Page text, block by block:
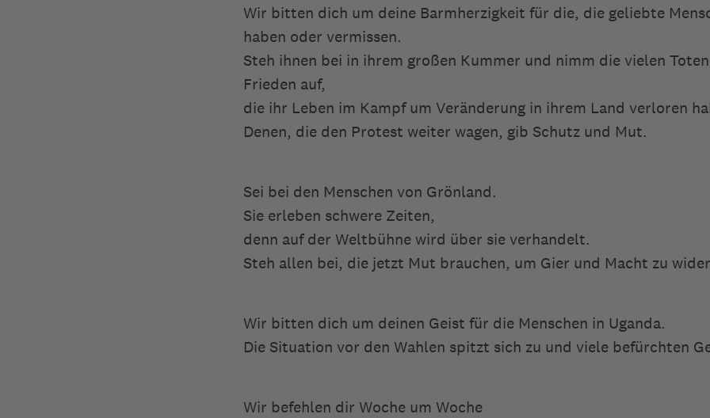
Wir bitten dich um deine Barmherzigkeit für die, die geliebte
haben oder vermissen.
Steh ihnen bei in ihrem großen Kummer und nimm die vielen
Frieden auf,
die ihr Leben im Kampf um Veränderung in ihrem Land verloren
Denen, die den Protest weiter wagen, gib Schutz und Mut.
Sei bei den Menschen von Grönland.
Sie erleben schwere Zeiten,
denn auf der Weltbühne wird über sie verhandelt.
Steh allen bei, die jetzt Mut brauchen, um Gier und Macht zu
Wir bitten dich um deinen Geist für die Menschen in Uganda.
Die Situation vor den Wahlen spitzt sich zu und viele befürchten
Wir befehlen dir Woche um Woche